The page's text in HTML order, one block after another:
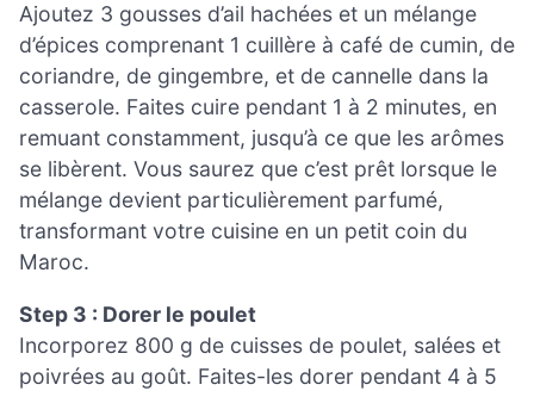
Ajoutez 3 gousses d’ail hachées et un mélange
d’épices comprenant 1 cuillère à café de cumin, de
coriandre, de gingembre, et de cannelle dans la
casserole. Faites cuire pendant 1 à 2 minutes, en
remuant constamment, jusqu’à ce que les arômes
se libèrent. Vous saurez que c’est prêt lorsque le
mélange devient particulièrement parfumé,
transformant votre cuisine en un petit coin du
Maroc.
Step 3 : Dorer le poulet
Incorporez 800 g de cuisses de poulet, salées et
poivrées au goût. Faites-les dorer pendant 4 à 5